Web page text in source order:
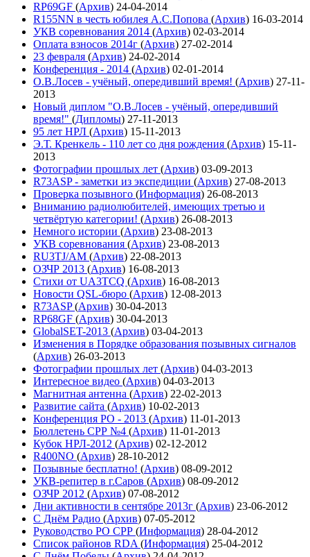
RP69GF (Архив) 24-04-2014
R155NN в честь юбилея А.С.Попова (Архив) 16-03-2014
УКВ соревнования 2014 (Архив) 02-03-2014
Оплата взносов 2014г (Архив) 27-02-2014
23 февраля (Архив) 24-02-2014
Конференция - 2014 (Архив) 02-01-2014
О.В.Лосев - учёный, опередивший время! (Архив) 27-11-
2013
Новый диплом "О.В.Лосев - учёный, опередивший
время!" (Дипломы) 27-11-2013
95 лет НРЛ (Архив) 15-11-2013
Э.Т. Кренкель - 110 лет со дня рождения (Архив) 15-11-
2013
Фотографии прошлых лет (Архив) 03-09-2013
R73ASP - заметки из экспедиции (Архив) 27-08-2013
Проверка позывного (Информация) 26-08-2013
Вниманию радиолюбителей, имеющих третью и
четвёртую категории! (Архив) 26-08-2013
Немного истории (Архив) 23-08-2013
УКВ соревнования (Архив) 23-08-2013
RU3TJ/AM (Архив) 22-08-2013
ОЗЧР 2013 (Архив) 16-08-2013
Стихи от UA3TCQ (Архив) 16-08-2013
Новости QSL-бюро (Архив) 12-08-2013
R73ASP(Архив) 30-04-2013
RP68GF (Архив) 30-04-2013
GlobalSET-2013 (Архив) 03-04-2013
Изменения в Порядке образования позывных сигналов
(Архив) 26-03-2013
Фотографии прошлых лет (Архив) 04-03-2013
Интересное видео (Архив) 04-03-2013
Магнитная антенна (Архив) 22-02-2013
Развитие сайта (Архив) 10-02-2013
Конференция РО - 2013 (Архив) 11-01-2013
Бюллетень СРР №4 (Архив) 11-01-2013
Кубок НРЛ-2012 (Архив) 02-12-2012
R400NO (Архив) 28-10-2012
Позывные бесплатно! (Архив) 08-09-2012
УКВ-репитер в г.Саров (Архив) 08-09-2012
ОЗЧР 2012 (Архив) 07-08-2012
Дни активности в сентябре 2013г (Архив) 23-06-2012
С Днём Радио (Архив) 07-05-2012
Руководство РО СРР (Информация) 28-04-2012
Список районов RDA (Информация) 25-04-2012